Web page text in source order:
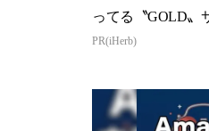
ってる〝GOLD〟
PR(iHerb)